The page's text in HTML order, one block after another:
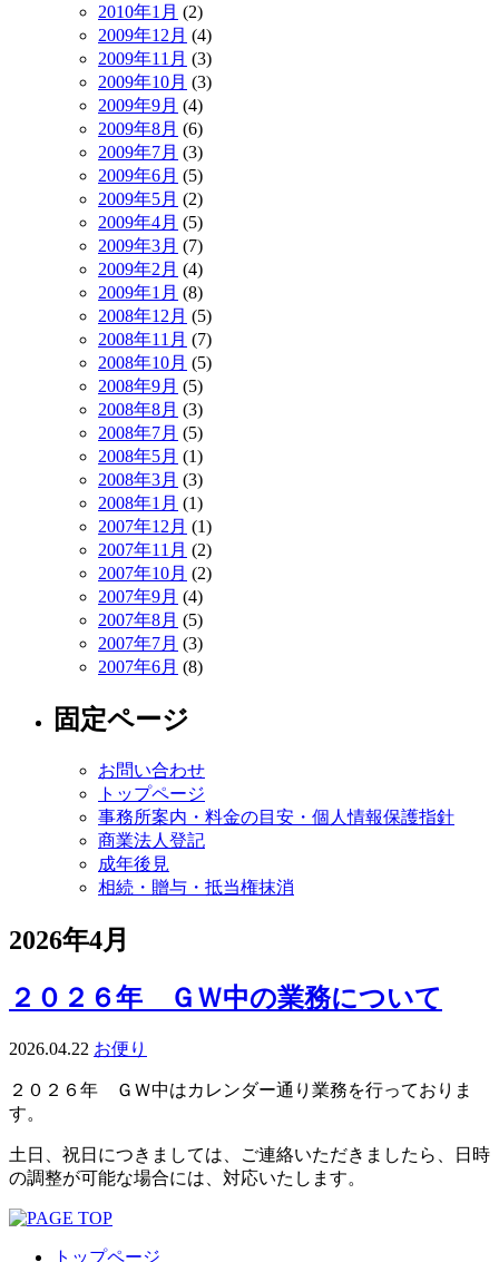
2010年1月 (2)
2009年12月 (4)
2009年11月 (3)
2009年10月 (3)
2009年9月 (4)
2009年8月 (6)
2009年7月 (3)
2009年6月 (5)
2009年5月 (2)
2009年4月 (5)
2009年3月 (7)
2009年2月 (4)
2009年1月 (8)
2008年12月 (5)
2008年11月 (7)
2008年10月 (5)
2008年9月 (5)
2008年8月 (3)
2008年7月 (5)
2008年5月 (1)
2008年3月 (3)
2008年1月 (1)
2007年12月 (1)
2007年11月 (2)
2007年10月 (2)
2007年9月 (4)
2007年8月 (5)
2007年7月 (3)
2007年6月 (8)
固定ページ
お問い合わせ
トップページ
事務所案内・料金の目安・個人情報保護指針
商業法人登記
成年後見
相続・贈与・抵当権抹消
2026年4月
２０２６年 ＧＷ中の業務について
2026.04.22 お便り
２０２６年 ＧＷ中はカレンダー通り業務を行っておりま
す。
土日、祝日につきましては、ご連絡いただきましたら、日時
の調整が可能な場合には、対応いたします。
トップページ